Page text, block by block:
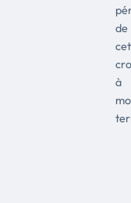
de
à